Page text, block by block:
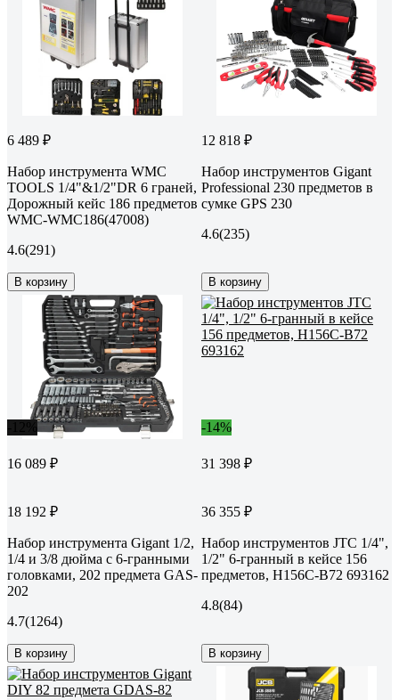
6 489 ₽
Набор инструмента WMC
TOOLS 1/4"&1/2"DR 6 граней,
Дорожный кейс 186 предметов
WMC-WMC186(47008)
4.6(291)
В корзину
12 818 ₽
Набор инструментов Gigant
Professional 230 предметов в
сумке GPS 230
4.6(235)
В корзину
16 089 ₽
18 192 ₽
Набор инструмента Gigant 1/2,
1/4 и 3/8 дюйма с 6-гранными
головками, 202 предмета GAS-
202
4.7(1264)
В корзину
-14%
31 398 ₽
36 355 ₽
Набор инструментов JTC 1/4",
1/2" 6-гранный в кейсе 156
предметов, H156C-B72 693162
4.8(84)
В корзину